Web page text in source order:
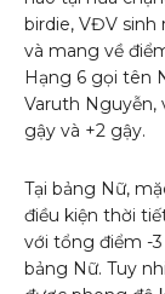
birdie, VĐV sinh
và mang về
Hạng 6 gọi tên
Varuth Nguyễn,
gậy và +2 gậy.
Tại bảng Nữ,
điều kiện thời
với tổng điểm -
bảng Nữ. Tuy